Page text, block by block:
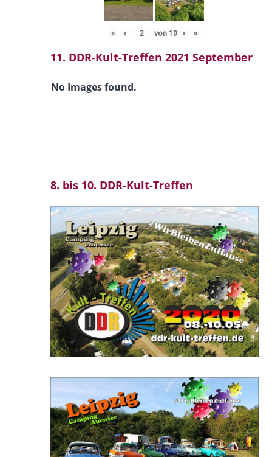
« ‹ von 10 › »
11. DDR-Kult-Treffen 2021 September
No Images found.
8. bis 10. DDR-Kult-Treffen